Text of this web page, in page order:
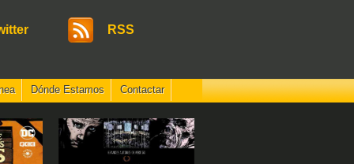
RSS
Dónde Estamos Contactar